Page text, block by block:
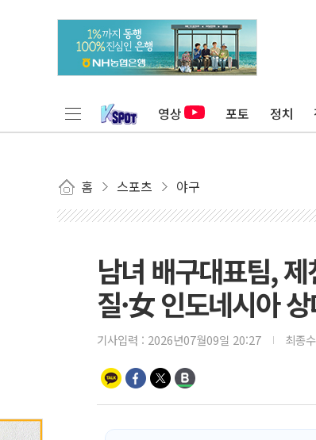
영상 포토 정치
홈 스포츠 야구
남녀 배구대표팀,
질·女 인도네시아
기사입력 : 2026년07월09일 20:27 최종